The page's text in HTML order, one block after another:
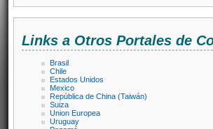
Links a Otros Portales de
Brasil
Chile
Estados Unidos
Mexico
República de China (Taiwán)
Suiza
Union Europea
Uruguay